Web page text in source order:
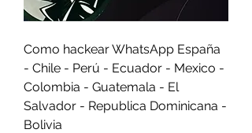
Como hackear WhatsApp España
- Chile - Perú - Ecuador - Mexico -
Colombia - Guatemala - El
Salvador - Republica Dominicana -
Bolivia